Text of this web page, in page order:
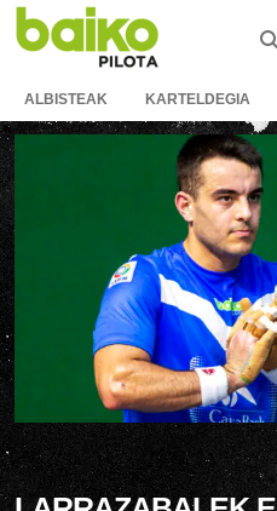
ALBISTEAK KARTELDEGIA